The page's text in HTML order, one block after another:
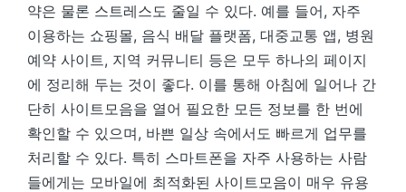
약은 물론 스트레스도 줄일 수 있다. 예를 들어, 자주
이용하는 쇼핑몰, 음식 배달 플랫폼, 대중교통 앱, 병원
예약 사이트, 지역 커뮤니티 등은 모두 하나의 페이지
에 정리해 두는 것이 좋다. 이를 통해 아침에 일어나 간
단히 사이트모음을 열어 필요한 모든 정보를 한 번에
확인할 수 있으며, 바쁜 일상 속에서도 빠르게 업무를
처리할 수 있다. 특히 스마트폰을 자주 사용하는 사람
들에게는 모바일에 최적화된 사이트모음이 매우 유용